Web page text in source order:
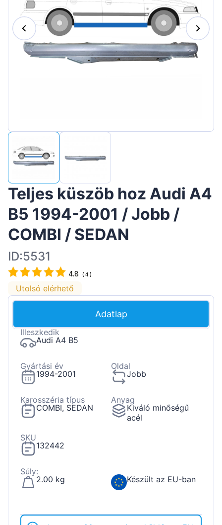
Suomen
Lietuvių
Português
Teljes küszöb hoz Audi A4
B5 1994-2001 / Jobb /
COMBI / SEDAN
ID:5531
4.8 (4 )
Utolsó elérhető
Adatlap
Illeszkedik
Audi A4 B5
Gyártási év
1994-2001
Oldal
Jobb
Karosszéria típus
COMBI, SEDAN
Anyag
Kiváló minőségű
acél
SKU
132442
Súly:
2.00 kg
Készült az EU-ban